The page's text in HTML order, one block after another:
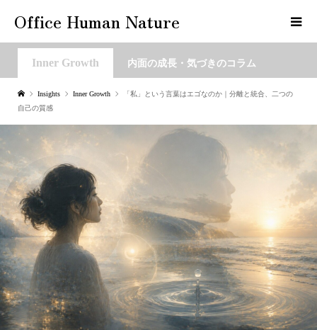
Office Human Nature
Inner Growth 内面の成長・気づきのコラム
Insights Inner Growth
「私」という言葉はエゴなのか｜分離と統合、二つの
自己の質感